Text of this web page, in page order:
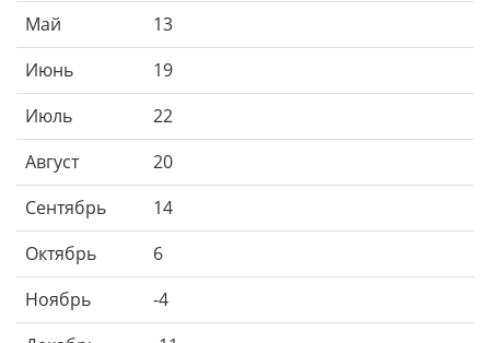
Май
13
Июнь
19
Июль
22
Август
20
Сентябрь
14
Октябрь
6
Ноябрь
-4